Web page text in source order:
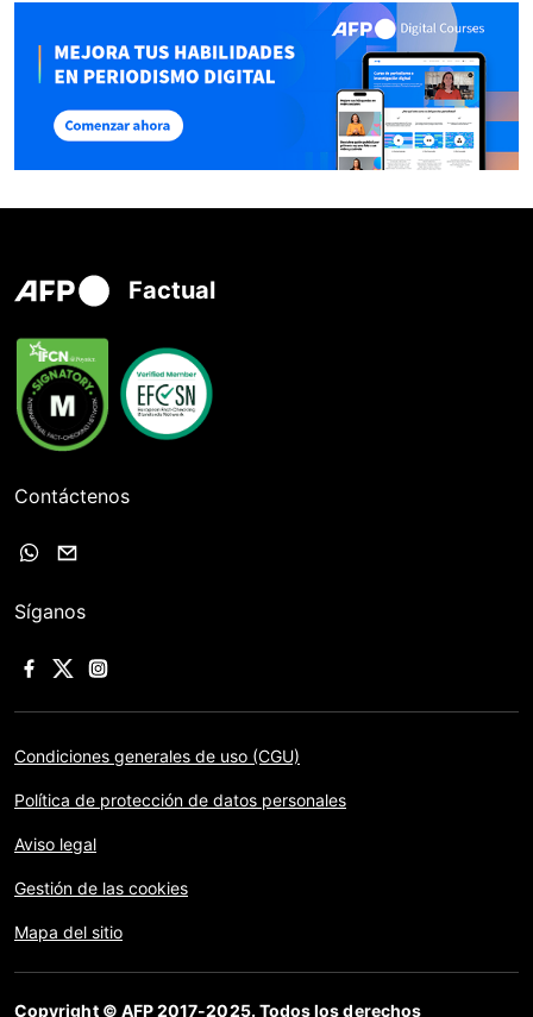
Factual
Contáctenos
Síganos
Condiciones generales de uso (CGU)
Política de protección de datos personales
Aviso legal
Gestión de las cookies
Mapa del sitio
Copyright © AFP 2017-2025. Todos los derechos